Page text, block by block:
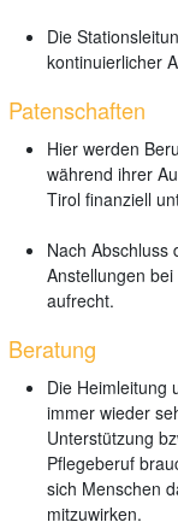
Die
kontinuierlicher
Patenschaften
Hier werden
während ihrer
Tirol finanziell
Nach Abschluss
Anstellungen
aufrecht.
Beratung
Die Heimleitung
immer wieder
Unterstützung
Pflegeberuf
sich Menschen
mitzuwirken.